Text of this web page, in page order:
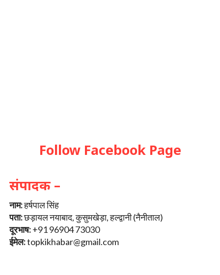
Follow Facebook Page
संपादक –
नाम:हर्षपाल सिंह
पता:छड़ायल नयाबाद, कुसुमखेड़ा, हल्द्वानी (नैनीताल)
दूरभाष:+91 96904 73030
ईमेल:topkikhabar@gmail.com